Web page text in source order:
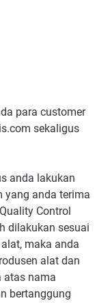
para customer
sekaligus
anda lakukan
yang anda terima
Control
dilakukan sesuai
maka anda
alat dan
atas nama
bertanggung